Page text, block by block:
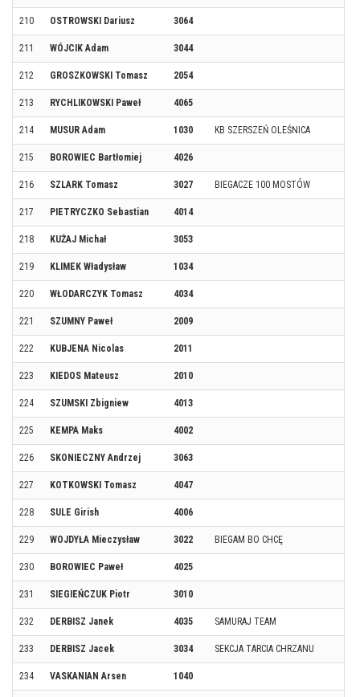
210 OSTROWSKI Dariusz 3064
211 WÓJCIK Adam 3044
212 GROSZKOWSKI Tomasz 2054
213 RYCHLIKOWSKI Paweł 4065
214 MUSUR Adam 1030 KB SZERSZEŃ OLEŚNICA
215 BOROWIEC Bartłomiej 4026
216 SZLARK Tomasz 3027 BIEGACZE 100 MOSTÓW
217 PIETRYCZKO Sebastian 4014
218 KUŻAJ Michał 3053
219 KLIMEK Władysław 1034
220 WŁODARCZYK Tomasz 4034
221 SZUMNY Paweł 2009
222 KUBJENA Nicolas 2011
223 KIEDOS Mateusz 2010
224 SZUMSKI Zbigniew 4013
225 KEMPA Maks 4002
226 SKONIECZNY Andrzej 3063
227 KOTKOWSKI Tomasz 4047
228 SULE Girish 4006
229 WOJDYŁA Mieczysław 3022 BIEGAM BO CHCĘ
230 BOROWIEC Paweł 4025
231 SIEGIEŃCZUK Piotr 3010
232 DERBISZ Janek 4035 SAMURAJ TEAM
233 DERBISZ Jacek 3034 SEKCJA TARCIA CHRZANU
234 VASKANIAN Arsen 1040